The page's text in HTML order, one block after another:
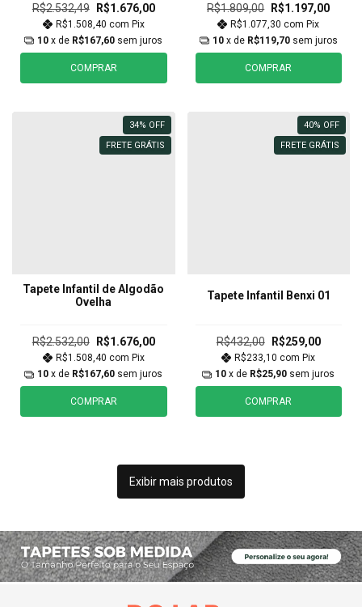
R$2.532,49 R$1.676,00
R$1.508,40 com Pix
10 x de R$167,60 sem juros
COMPRAR
R$1.809,00 R$1.197,00
R$1.077,30com Pix
10 x de R$119,70 sem juros
COMPRAR
34% OFF
FRETE GRÁTIS
Tapete Infantil de Algodão
Ovelha
R$2.532,00 R$1.676,00
R$1.508,40 com Pix
10 x de R$167,60 sem juros
COMPRAR
40% OFF
FRETE GRÁTIS
Tapete Infantil Benxi 01
R$432,00 R$259,00
R$233,10com Pix
10 x de R$25,90 sem juros
COMPRAR
Exibir mais produtos